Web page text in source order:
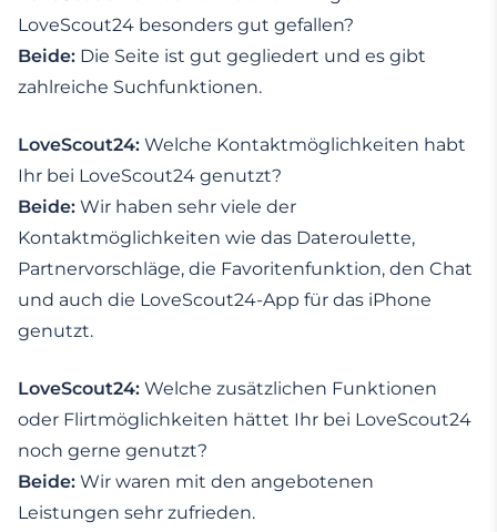
LoveScout24 besonders gut gefallen?
Beide: Die Seite ist gut gegliedert und es gibt
zahlreiche Suchfunktionen.
LoveScout24: Welche Kontaktmöglichkeiten habt
Ihr bei LoveScout24 genutzt?
Beide: Wir haben sehr viele der
Kontaktmöglichkeiten wie das Dateroulette,
Partnervorschläge, die Favoritenfunktion, den Chat
und auch die LoveScout24-App für das iPhone
genutzt.
LoveScout24: Welche zusätzlichen Funktionen
oder Flirtmöglichkeiten hättet Ihr bei LoveScout24
noch gerne genutzt?
Beide: Wir waren mit den angebotenen
Leistungen sehr zufrieden.